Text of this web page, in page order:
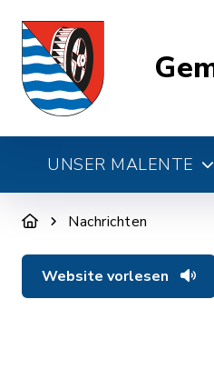
UNSER MALENTE
Nachrichten
Website vorlesen